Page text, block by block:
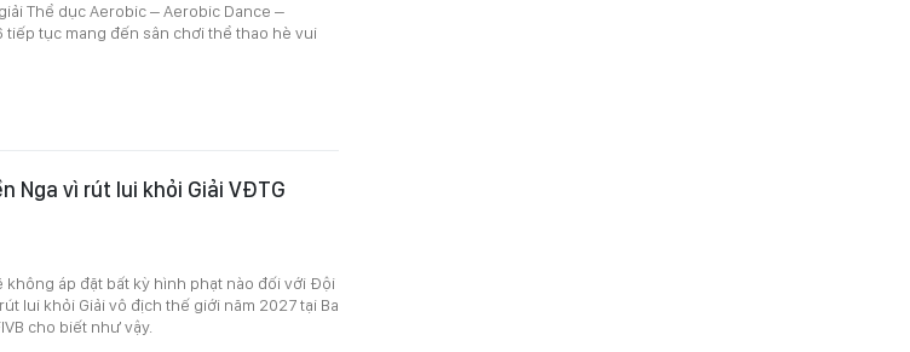
Thể dục Aerobic – Aerobic Dance –
tục mang đến sân chơi thể thao hè vui
Nga vì rút lui khỏi Giải VĐTG
không áp đặt bất kỳ hình phạt nào đối với Đội
lui khỏi Giải vô địch thế giới năm 2027 tại Ba
cho biết như vậy.